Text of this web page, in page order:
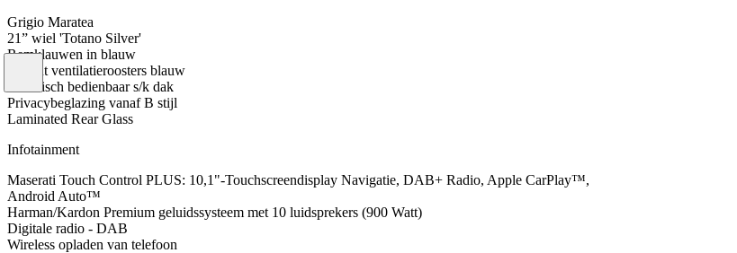
Grigio Maratea
21” wiel 'Totano Silver'
Remklauwen in blauw
Accent ventilatieroosters blauw
Elektrisch bedienbaar s/k dak
Privacybeglazing vanaf B stijl
Laminated Rear Glass
Infotainment
Maserati Touch Control PLUS: 10,1"-Touchscreendisplay Navigatie, DAB+ Radio, Apple CarPlay™,
Android Auto™
Harman/Kardon Premium geluidssysteem met 10 luidsprekers (900 Watt)
Digitale radio - DAB
Wireless opladen van telefoon